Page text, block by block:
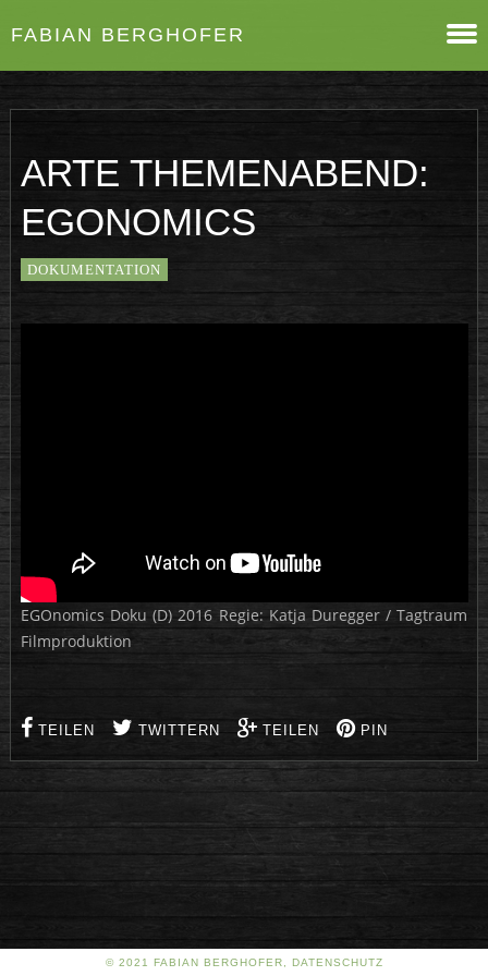
FABIAN BERGHOFER
ARTE THEMENABEND:
EGONOMICS
DOKUMENTATION
EGOnomics Doku (D) 2016 Regie: Katja Duregger / Tagtraum
Filmproduktion
TEILEN TWITTERN TEILEN PIN
© 2021 FABIAN BERGHOFER, DATENSCHUTZ